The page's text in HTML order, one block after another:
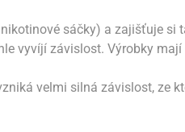
sáčky) a zajišťuje
vyvíjí závislost. Výrobky
velmi silná závislost, ze